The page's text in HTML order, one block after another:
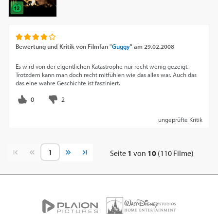
Bewertung und Kritik von Filmfan "Guggy"am 29.02.2008
Es wird von der eigentlichen Katastrophe nur recht wenig gezeigt.
Trotzdem kann man doch recht mitfühlen wie das alles war. Auch das
das eine wahre Geschichte ist fasziniert.
ungeprüfte Kritik
Vorherige SeiteNächste SeiteSeite 1 von 10 (110 Filme)